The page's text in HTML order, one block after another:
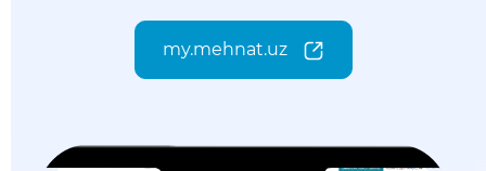
my.mehnat.uz